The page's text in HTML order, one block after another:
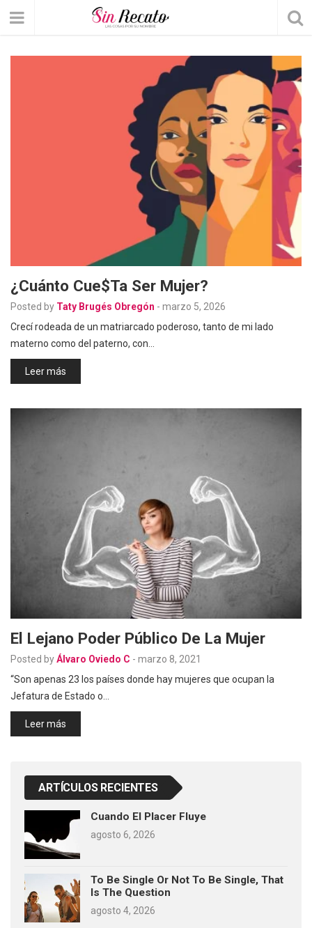
¿Cuánto Cue$ta Ser Mujer?
Posted by Taty Brugés Obregón - marzo 5, 2026
Crecí rodeada de un matriarcado poderoso, tanto de mi lado
materno como del paterno, con…
Leer más
El Lejano Poder Público De La Mujer
Posted byÁlvaro Oviedo C - marzo 8, 2021
“Son apenas 23 los países donde hay mujeres que ocupan la
Jefatura de Estado o…
Leer más
ARTÍCULOS RECIENTES
Cuando El Placer Fluye
agosto 6, 2026
To Be Single Or Not To Be Single, That
Is The Question
agosto 4, 2026